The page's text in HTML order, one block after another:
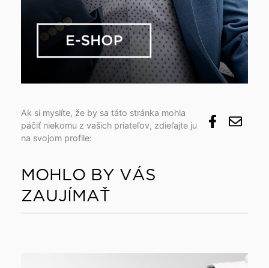
Ak si myslíte, že by sa táto stránka mohla
páčiť niekomu z vašich priateľov, zdieľajte ju
na svojom profile:
MOHLO BY VÁS
ZAUJÍMAŤ